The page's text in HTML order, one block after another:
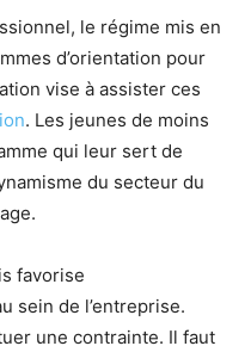
le régime mis en
d’orientation pour
vise à assister ces
. Les jeunes de moins
qui leur sert de
du secteur du
favorise
sein de l’entreprise.
une contrainte. Il faut